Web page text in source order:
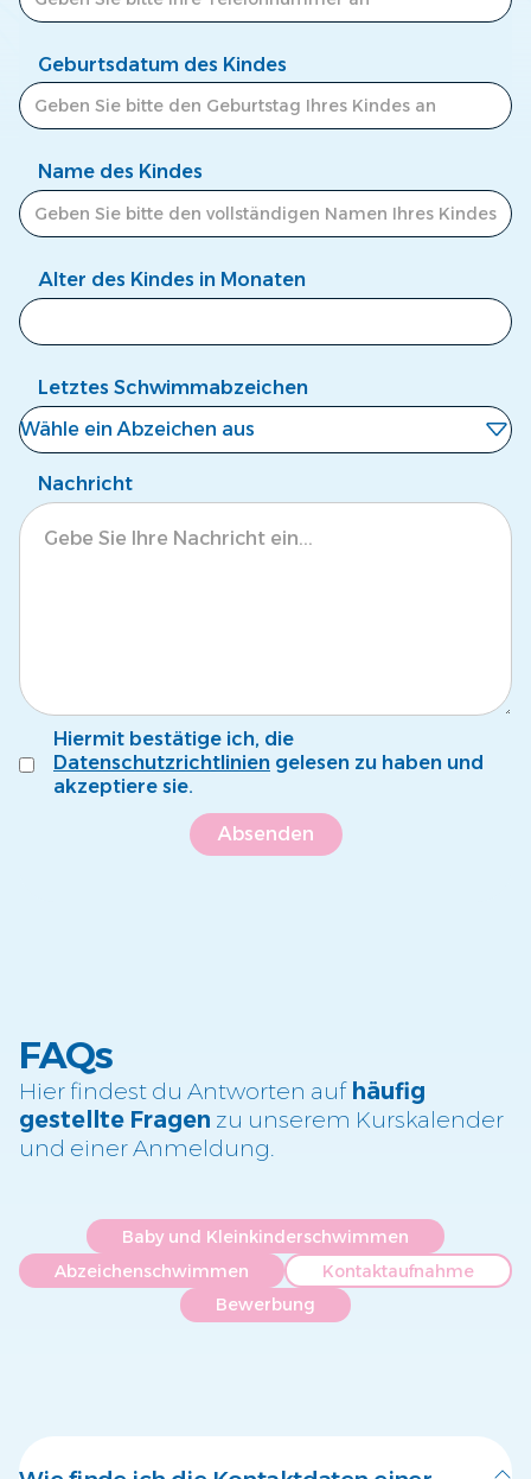
Geburtsdatum des Kindes
Name des Kindes
Alter des Kindes in Monaten
Letztes Schwimmabzeichen
Wähle ein Abzeichen aus
Noch kein Abzeichen
Fröschli
Seepferdli
Nachricht
Hiermit bestätige ich, die
Datenschutzrichtlinien gelesen zu haben und
akzeptiere sie.
FAQs
Hier findest du Antworten auf häufig
gestellte Fragen zu unserem Kurskalender
und einer Anmeldung.
Baby und Kleinkinderschwimmen
Abzeichenschwimmen
Kontaktaufnahme
Bewerbung